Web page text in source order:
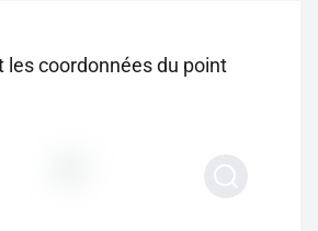
de 10 contenus offerts.
les coordonnées du point